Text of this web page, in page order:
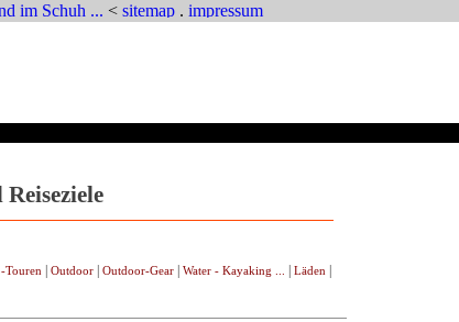
Touren Outdoor Outdoor-Gear Water - Kayaking ... Läden